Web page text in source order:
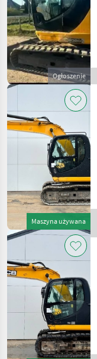
Ogłoszenie
Maszyna używana